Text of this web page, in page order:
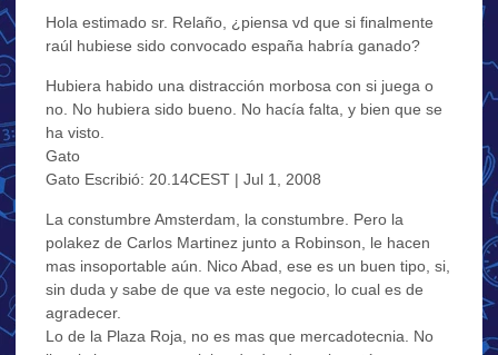
Hola estimado sr. Relaño, ¿piensa vd que si finalmente
raúl hubiese sido convocado españa habría ganado?
Hubiera habido una distracción morbosa con si juega o
no. No hubiera sido bueno. No hacía falta, y bien que se
ha visto.
Gato
Gato Escribió: 20.14CEST | Jul 1, 2008
La constumbre Amsterdam, la constumbre. Pero la
polakez de Carlos Martinez junto a Robinson, le hacen
mas insoportable aún. Nico Abad, ese es un buen tipo, si,
sin duda y sabe de que va este negocio, lo cual es de
agradecer.
Lo de la Plaza Roja, no es mas que mercadotecnia. No